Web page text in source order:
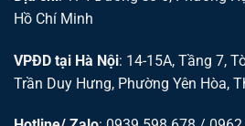
Hồ Chí Minh
VPĐD tại Hà Nội: 14-15A, Tầng 7,
Trần Duy Hưng, Phường Yên Hòa,